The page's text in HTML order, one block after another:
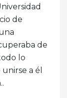
de
de
lo
a él